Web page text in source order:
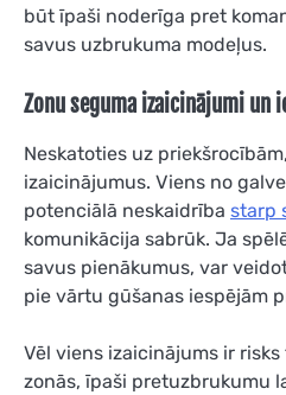
būt īpaši noderīga pret
savus uzbrukuma modeļus.
Zonu seguma izaicinājumi un
Neskatoties uz
izaicinājumus. Viens no
potenciālā neskaidrība starp
komunikācija sabrūk. Ja
savus pienākumus, var
pie vārtu gūšanas iespējām
Vēl viens izaicinājums ir
zonās, īpaši pretuzbrukumu